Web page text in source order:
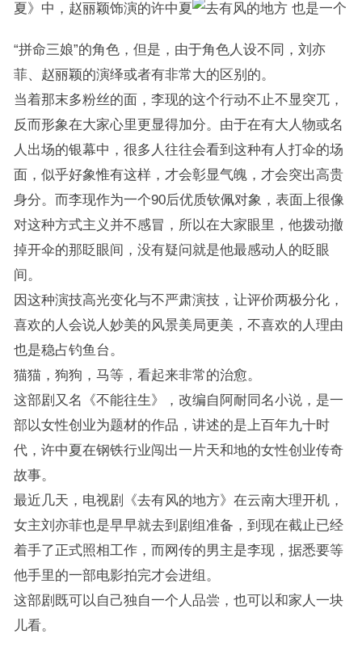
夏》中，赵丽颖饰演的许中夏
也是一个
“拼命三娘”的角色，但是，由于角色人设不同，刘亦
菲、赵丽颖的演绎或者有非常大的区别的。
当着那末多粉丝的面，李现的这个行动不止不显突兀，
反而形象在大家心里更显得加分。由于在有大人物或名
人出场的银幕中，很多人往往会看到这种有人打伞的场
面，似乎好象惟有这样，才会彰显气魄，才会突出高贵
身分。而李现作为一个90后优质钦佩对象，表面上很像
对这种方式主义并不感冒，所以在大家眼里，他拨动撤
掉开伞的那眨眼间，没有疑问就是他最感动人的眨眼
间。
因这种演技高光变化与不严肃演技，让评价两极分化，
喜欢的人会说人妙美的风景美局更美，不喜欢的人理由
也是稳占钓鱼台。
猫猫，狗狗，马等，看起来非常的治愈。
这部剧又名《不能往生》，改编自阿耐同名小说，是一
部以女性创业为题材的作品，讲述的是上百年九十时
代，许中夏在钢铁行业闯出一片天和地的女性创业传奇
故事。
最近几天，电视剧《去有风的地方》在云南大理开机，
女主刘亦菲也是早早就去到剧组准备，到现在截止已经
着手了正式照相工作，而网传的男主是李现，据悉要等
他手里的一部电影拍完才会进组。
这部剧既可以自己独自一个人品尝，也可以和家人一块
儿看。